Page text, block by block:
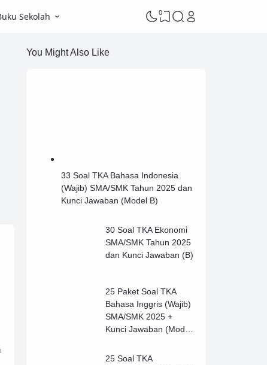
Sekolah 0
You Might Also Like
33 Soal TKA Bahasa Indonesia
(Wajib) SMA/SMK Tahun 2025 dan
Kunci Jawaban (Model B)
30 Soal TKA Ekonomi
SMA/SMK Tahun 2025
dan Kunci Jawaban (B)
25 Paket Soal TKA
Bahasa Inggris (Wajib)
SMA/SMK 2025 +
Kunci Jawaban (Model
25 Soal TKA